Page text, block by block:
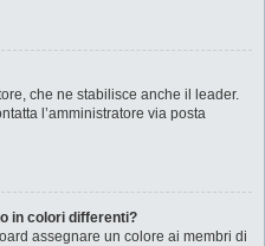
che ne stabilisce anche il leader.
l’amministratore via posta
in colori differenti?
assegnare un colore ai membri di